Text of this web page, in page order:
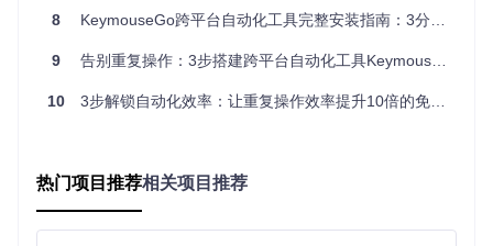
商品信息的批量处理。通过录制标准化操作流程，团队将原本
分配到更具价值的选品和营销策略制定工作中。
客服行业也从中获益显著。某电信运营商客服中心通过部署Ke
ymouseGo，将工单处理流程中的标准化操作（如信息核对、
8 KeymouseGo跨平台自动化工具完整安装指南：3分钟开启智能操作新时代
9 告别重复操作：3步搭建跨平台自动化工具KeymouseGo
10 3步解锁自动化效率：让重复操作效率提升10倍的免费工具KeymouseGo
热门项目推荐相关项目推荐